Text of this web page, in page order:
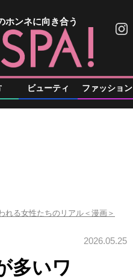
ホンネに向き合う
ビューティ ファッション
れる女性たちのリアル＜漫画＞
2026.05.25
多いワ